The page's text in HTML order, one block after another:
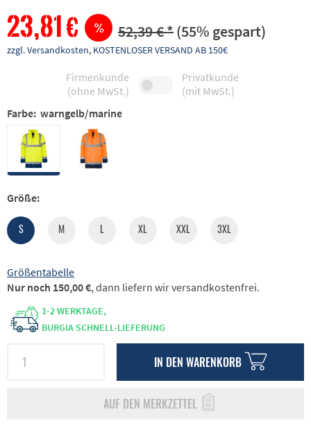
23,81 € 52,39 € *(55% gespart)
zzgl. Versandkosten, KOSTENLOSER VERSAND AB 150€
Firmenkunde
(ohne MwSt.)
Privatkunde
(mit MwSt.)
Farbe: warngelb/marine
Größe:
S M L XL XXL 3XL
Größentabelle
1-2 WERKTAGE,
BURGIA SCHNELL-LIEFERUNG
IN DEN WARENKORB
AUF DEN MERKZETTEL
Nur noch 150,00 €, dann liefern wir versandkostenfrei.